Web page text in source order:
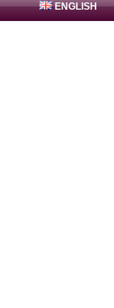
ENGLISH